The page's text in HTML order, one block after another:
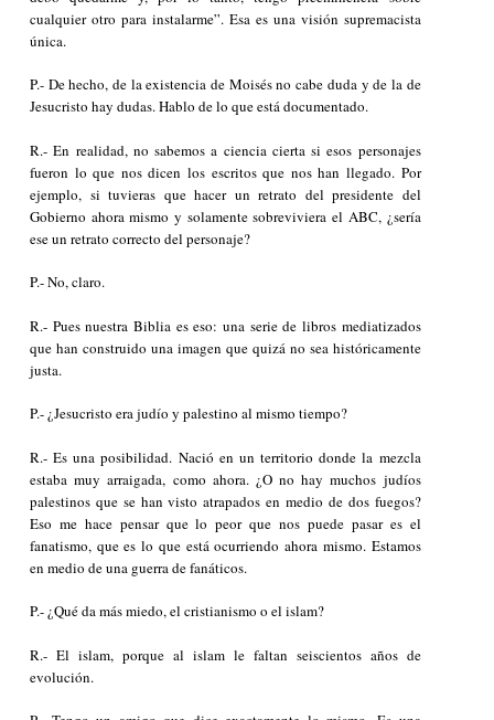
cualquier otro para instalarme”. Esa es una visión supremacista
única.
P.- De hecho, de la existencia de Moisés no cabe duda y de la de
Jesucristo hay dudas. Hablo de lo que está documentado.
R.- En realidad, no sabemos a ciencia cierta si esos personajes
fueron lo que nos dicen los escritos que nos han llegado. Por
ejemplo, si tuvieras que hacer un retrato del presidente del
Gobierno ahora mismo y solamente sobreviviera el ABC, ¿sería
ese un retrato correcto del personaje?
P.- No, claro.
R.- Pues nuestra Biblia es eso: una serie de libros mediatizados
que han construido una imagen que quizá no sea históricamente
justa.
P.- ¿Jesucristo era judío y palestino al mismo tiempo?
R.- Es una posibilidad. Nació en un territorio donde la mezcla
estaba muy arraigada, como ahora. ¿O no hay muchos judíos
palestinos que se han visto atrapados en medio de dos fuegos?
Eso me hace pensar que lo peor que nos puede pasar es el
fanatismo, que es lo que está ocurriendo ahora mismo. Estamos
en medio de una guerra de fanáticos.
P.- ¿Qué da más miedo, el cristianismo o el islam?
R.- El islam, porque al islam le faltan seiscientos años de
evolución.